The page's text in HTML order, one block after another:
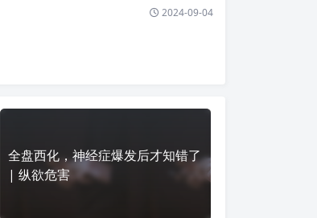
2024-09-04
全盘西化，神经症爆发后才知错了
| 纵欲危害